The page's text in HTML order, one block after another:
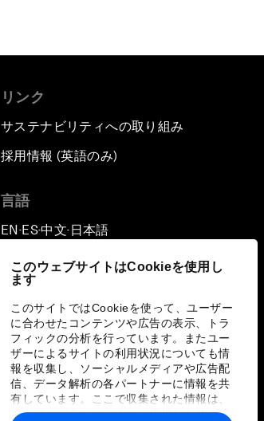
このウェブサイトはCookieを使用し
ます
このサイトではCookieを使って、ユーザー
に合わせたコンテンツや広告の表示、トラ
フィックの分析を行っています。またユー
ザーによるサイトの利用状況についても情
報を収集し、ソーシャルメディアや広告配
信、データ解析の各パートナーに情報を共
有しています。ここで収集された情報は、
ユーザーが各パートナーに提供した他の情
リンク
サステナビリティへの取り組み
採用情報 (英語のみ)
言語
EN ▪ ES▪中文▪ 日本語